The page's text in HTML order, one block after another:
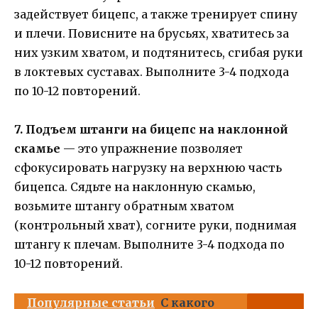
задействует бицепс, а также тренирует спину
и плечи. Повисните на брусьях, хватитесь за
них узким хватом, и подтянитесь, сгибая руки
в локтевых суставах. Выполните 3-4 подхода
по 10-12 повторений.
7. Подъем штанги на бицепс на наклонной
скамье — это упражнение позволяет
сфокусировать нагрузку на верхнюю часть
бицепса. Сядьте на наклонную скамью,
возьмите штангу обратным хватом
(контрольный хват), согните руки, поднимая
штангу к плечам. Выполните 3-4 подхода по
10-12 повторений.
Популярные статьи С какого